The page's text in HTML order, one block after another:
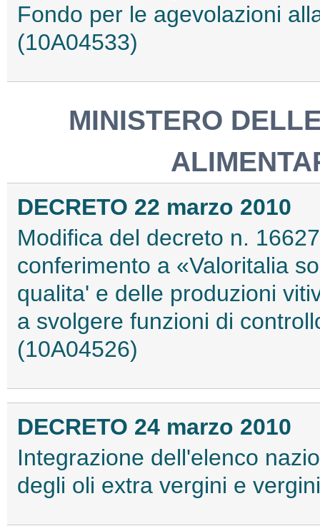
Fondo per le agevolazioni
(10A04533)
MINISTERO
DECRETO 22 marzo 2010
Modifica del decreto n.
conferimento a «Valoritalia
qualita' e delle produzioni
a svolgere funzioni di
(10A04526)
DECRETO 24 marzo 2010
Integrazione dell'elenco
degli oli extra vergini e